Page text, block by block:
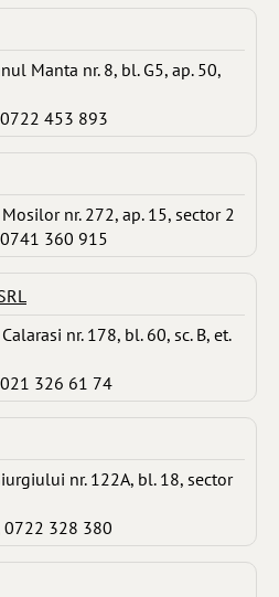
Manta nr. 8, bl. G5, ap. 50,
453 893
nr. 272, ap. 15, sector 2
360 915
nr. 178, bl. 60, sc. B, et.
326 61 74
nr. 122A, bl. 18, sector
0722 328 380